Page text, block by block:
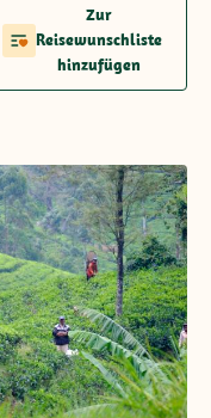
Zur
Reisewunschliste
hinzufügen